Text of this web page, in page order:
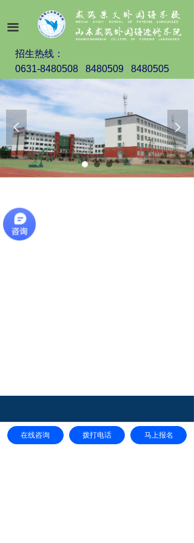
넳 넲
끀
招生热线：
0631-8480508 8480509 8480505
学校地址：山东省威海市文登区广州东路
电话：
在线咨询 拨打电话 马上报名